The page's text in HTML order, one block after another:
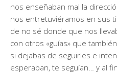
nos enseñaban mal la
nos entretuviéramos en sus
de no sé donde que nos
con otros «guías» que
si dejabas de seguirles e
esperaban, te seguían… y al